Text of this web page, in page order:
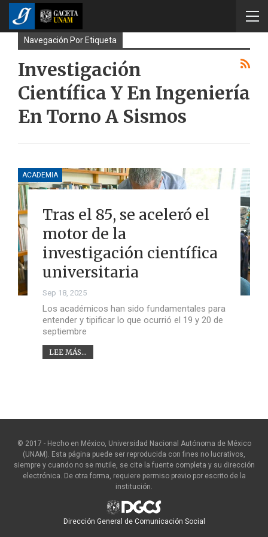
Navegación Por Etiqueta
Investigación
Científica Y En Ingeniería
En Torno A Sismos
ACADEMIA
Tras el 85, se aceleró el
motor de la
investigación científica
universitaria
Sep 18, 2025
Los académicos han sido fundamentales para
entender y tipificar lo que ocurrió el 19 y 20 de
septiembre
LEE MÁS...
© 2017 - Hecho en México, Universidad Nacional Autónoma de México
(UNAM). Esta página puede ser reproducida con fines no lucrativos,
siempre y cuando no se mutile, se cite la fuente completa y su dirección
electrónica. De otra forma, requiere permiso previo por escrito de la
institución.
Dirección General de Comunicación Social